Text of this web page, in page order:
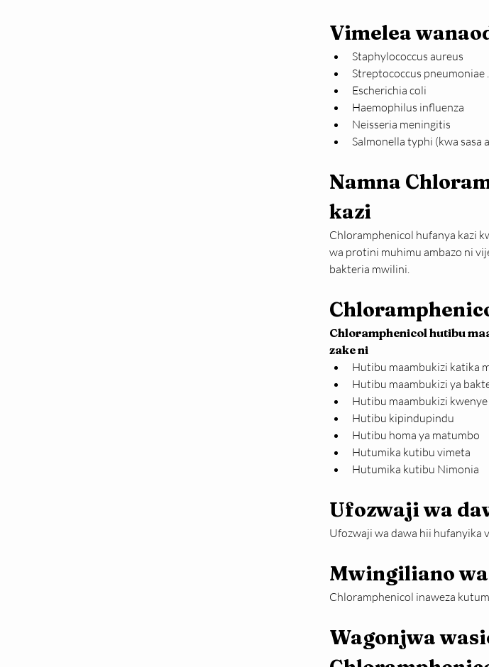
Vimelea
Staphylococcus aureus
Streptococcus pneumoniae .
Escherichia coli
Haemophilus influenza
Neisseria meningitis
Salmonella typhi (kwa sasa
Namna
kazi
Chloramphenicol hufanya kazi
wa protini muhimu ambazo ni
bakteria mwilini.
Chloramphenicol hutibu
zake ni
Hutibu maambukizi katika
Hutibu maambukizi ya
Hutibu maambukizi
Hutibu kipindupindu
Hutibu homa ya matumbo
Hutumika kutibu vimeta
Hutumika kutibu Nimonia
Ufozwaji wa
Ufozwaji wa dawa hii hufanyika
Mwingiliano
Chloramphenicol inaweza
Wagonjwa